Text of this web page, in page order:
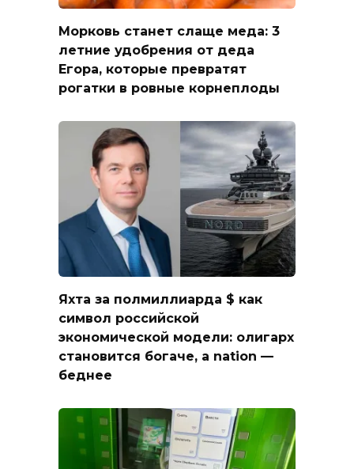
Морковь станет слаще меда: 3
летние удобрения от деда
Егора, которые превратят
рогатки в ровные корнеплоды
Яхта за полмиллиарда $ как
символ российской
экономической модели: олигарх
становится богаче, а nation —
беднее